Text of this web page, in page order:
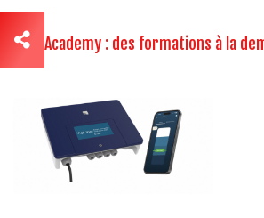
CCEI Academy : des formations à la